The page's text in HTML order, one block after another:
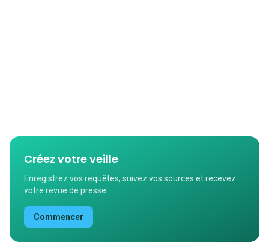
Créez votre veille
Enregistrez vos requêtes, suivez vos sources et recevez
votre revue de presse.
Commencer